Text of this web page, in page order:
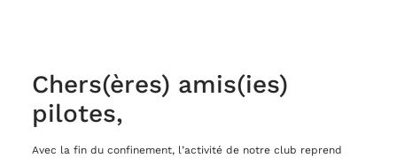
Chers(ères) amis(ies)
pilotes,
Avec la fin du confinement, l’activité de notre club reprend